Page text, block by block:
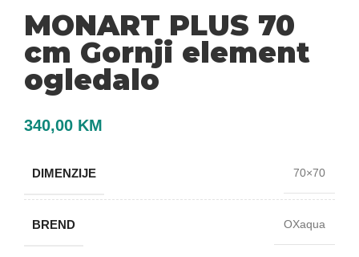
MONART PLUS 70
cm Gornji element
ogledalo
340,00 KM
DIMENZIJE 70×70
BREND OXaqua